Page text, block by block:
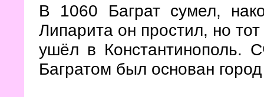
В 1060 Баграт сумел,
Липарита он простил, но
ушёл в Константинополь.
Багратом был основан